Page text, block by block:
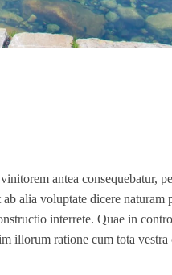
antea consequebatur,
alia voluptate dicere naturam
interrete. Quae in
illorum ratione cum tota